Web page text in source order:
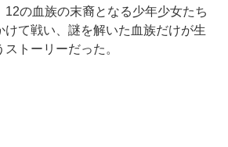
12の血族の末裔となる少年少女たち
けて戦い、謎を解いた血族だけが生
トーリーだった。